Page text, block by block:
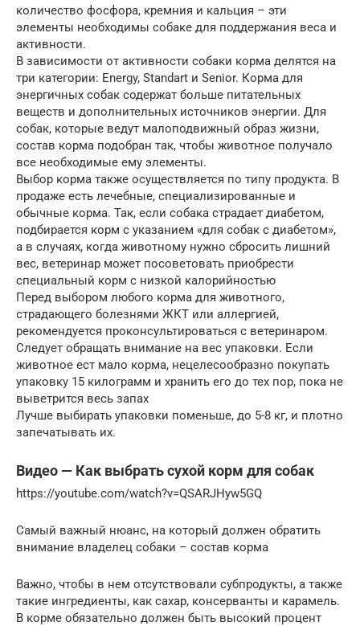
количество фосфора, кремния и кальция – эти
элементы необходимы собаке для поддержания веса и
активности.
В зависимости от активности собаки корма делятся на
три категории: Energy, Standart и Senior. Корма для
энергичных собак содержат больше питательных
веществ и дополнительных источников энергии. Для
собак, которые ведут малоподвижный образ жизни,
состав корма подобран так, чтобы животное получало
все необходимые ему элементы.
Выбор корма также осуществляется по типу продукта. В
продаже есть лечебные, специализированные и
обычные корма. Так, если собака страдает диабетом,
подбирается корм с указанием «для собак с диабетом»,
а в случаях, когда животному нужно сбросить лишний
вес, ветеринар может посоветовать приобрести
специальный корм с низкой калорийностью
Перед выбором любого корма для животного,
страдающего болезнями ЖКТ или аллергией,
рекомендуется проконсультироваться с ветеринаром.
Следует обращать внимание на вес упаковки. Если
животное ест мало корма, нецелесообразно покупать
упаковку 15 килограмм и хранить его до тех пор, пока не
выветрится весь запах
Лучше выбирать упаковки поменьше, до 5-8 кг, и плотно
запечатывать их.
Видео — Как выбрать сухой корм для собак
https://youtube.com/watch?v=QSARJHyw5GQ
Самый важный нюанс, на который должен обратить
внимание владелец собаки – состав корма
Важно, чтобы в нем отсутствовали субпродукты, а также
такие ингредиенты, как сахар, консерванты и карамель.
В корме обязательно должен быть высокий процент